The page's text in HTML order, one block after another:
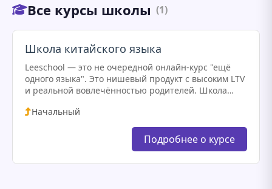
Все курсы школы (1)
Школа китайского языка
Leeschool — это не очередной онлайн-курс "ещё
одного языка". Это нишевый продукт с высоким LTV
и реальной вовлечённостью родителей. Школа
стратегический навык: через…
Начальный
Подробнее о курсе